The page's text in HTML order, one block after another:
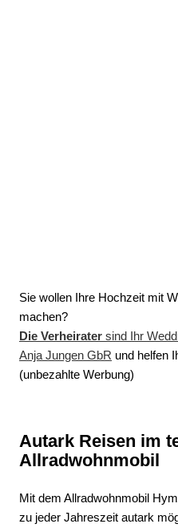
Sie wollen Ihre Hochzeit mit
machen?
Die Verheirater sind Ihr
Anja Jungen GbR und helfen
(unbezahlte Werbung)
Autark Reisen im
Allradwohnmobil
Mit dem Allradwohnmobil
zu jeder Jahreszeit autark